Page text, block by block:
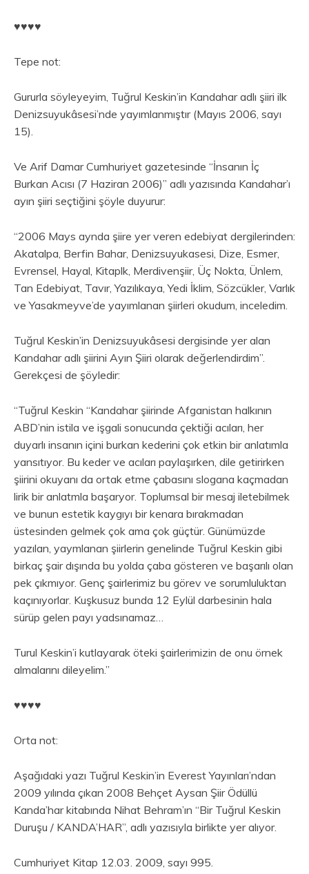
♥︎♥︎♥︎♥︎
Tepe not:
Gururla söyleyeyim, Tuğrul Keskin’in Kandahar adlı şiiri ilk
Denizsuyukâsesi’nde yayımlanmıştır (Mayıs 2006, sayı
15).
Ve Arif Damar Cumhuriyet gazetesinde “İnsanın İç
Burkan Acısı (7 Haziran 2006)” adlı yazısında Kandahar’ı
ayın şiiri seçtiğini şöyle duyurur:
“2006 Mays aynda şiire yer veren edebiyat dergilerinden:
Akatalpa, Berfin Bahar, Denizsuyukasesi, Dize, Esmer,
Evrensel, Hayal, Kitaplk, Merdivenşiir, Üç Nokta, Ünlem,
Tan Edebiyat, Tavır, Yazılıkaya, Yedi İklim, Sözcükler, Varlık
ve Yasakmeyve’de yayımlanan şiirleri okudum, inceledim.
Tuğrul Keskin’in Denizsuyukâsesi dergisinde yer alan
Kandahar adlı şiirini Ayın Şiiri olarak değerlendirdim”.
Gerekçesi de şöyledir:
“Tuğrul Keskin “Kandahar şiirinde Afganistan halkının
ABD’nin istila ve işgali sonucunda çektiği acıları, her
duyarlı insanın içini burkan kederini çok etkin bir anlatımla
yansıtıyor. Bu keder ve acıları paylaşırken, dile getirirken
şiirini okuyanı da ortak etme çabasını slogana kaçmadan
lirik bir anlatmla başaryor. Toplumsal bir mesaj iletebilmek
ve bunun estetik kaygıyı bir kenara bırakmadan
üstesinden gelmek çok ama çok güçtür. Günümüzde
yazılan, yaymlanan şiirlerin genelinde Tuğrul Keskin gibi
birkaç şair dışında bu yolda çaba gösteren ve başarılı olan
pek çıkmıyor. Genç şairlerimiz bu görev ve sorumluluktan
kaçınıyorlar. Kuşkusuz bunda 12 Eylül darbesinin hala
sürüp gelen payı yadsınamaz…
Turul Keskin’i kutlayarak öteki şairlerimizin de onu örnek
almalarını dileyelim.”
♥︎♥︎♥︎♥︎
Orta not:
Aşağıdaki yazı Tuğrul Keskin’in Everest Yayınları’ndan
2009 yılında çıkan 2008 Behçet Aysan Şiir Ödüllü
Kanda’har kitabında Nihat Behram’ın “Bir Tuğrul Keskin
Duruşu / KANDA’HAR”, adlı yazısıyla birlikte yer alıyor.
Cumhuriyet Kitap 12.03. 2009, sayı 995.